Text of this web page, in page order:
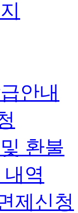
안내
환불
역
제신청